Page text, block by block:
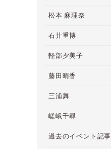
松本 麻理奈
石井重博
軽部夕美子
藤田晴香
三浦舞
嵯峨千尋
過去のイベント記事